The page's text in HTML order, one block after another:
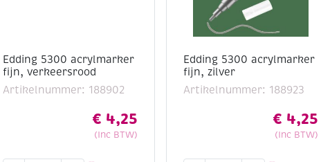
Edding 5300 acrylmarker
fijn, verkeersrood
Artikelnummer: 188902
€ 4,25
(Inc BTW)
Edding 5300 acrylmarker
fijn, zilver
Artikelnummer: 188923
€ 4,25
(Inc BTW)